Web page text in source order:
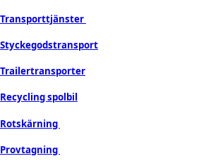
Transporttjänster
Styckegodstransport
Trailertransporter
Recycling spolbil
Rotskärning
Provtagning